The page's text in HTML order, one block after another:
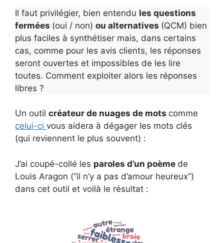
Il faut privilégier, bien entendu les questions
fermées (oui / non) ou alternatives (QCM) bien
plus faciles à synthétiser mais, dans certains
cas, comme pour les avis clients, les réponses
seront ouvertes et impossibles de les lire
toutes. Comment exploiter alors les réponses
libres ?
Un outil créateur de nuages de mots comme
celui-ci vous aidera à dégager les mots clés
(qui reviennent le plus souvent) :
J’ai coupé-collé les paroles d’un poème de
Louis Aragon (“il n’y a pas d’amour heureux”)
dans cet outil et voilà le résultat :